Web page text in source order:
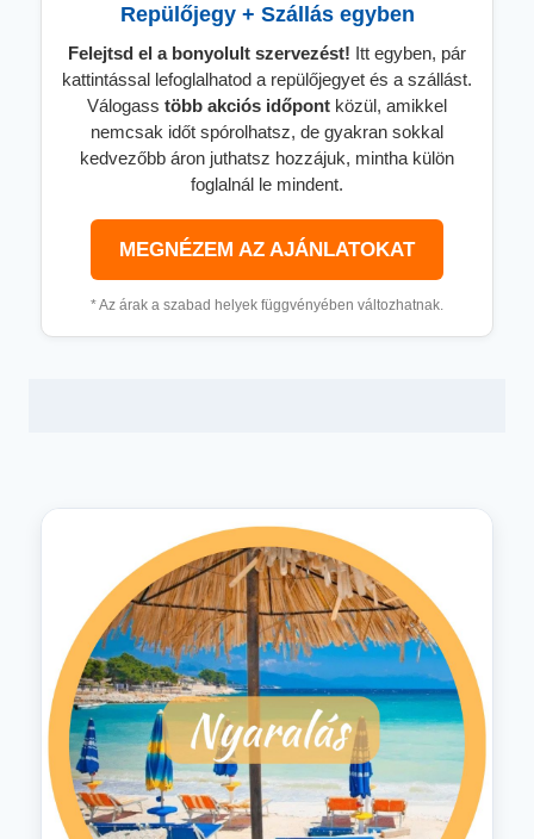
Repülőjegy + Szállás egyben
Felejtsd el a bonyolult szervezést! Itt egyben, pár
kattintással lefoglalhatod a repülőjegyet és a szállást.
Válogass több akciós időpont közül, amikkel
nemcsak időt spórolhatsz, de gyakran sokkal
kedvezőbb áron juthatsz hozzájuk, mintha külön
foglalnál le mindent.
MEGNÉZEM AZ AJÁNLATOKAT
* Az árak a szabad helyek függvényében változhatnak.